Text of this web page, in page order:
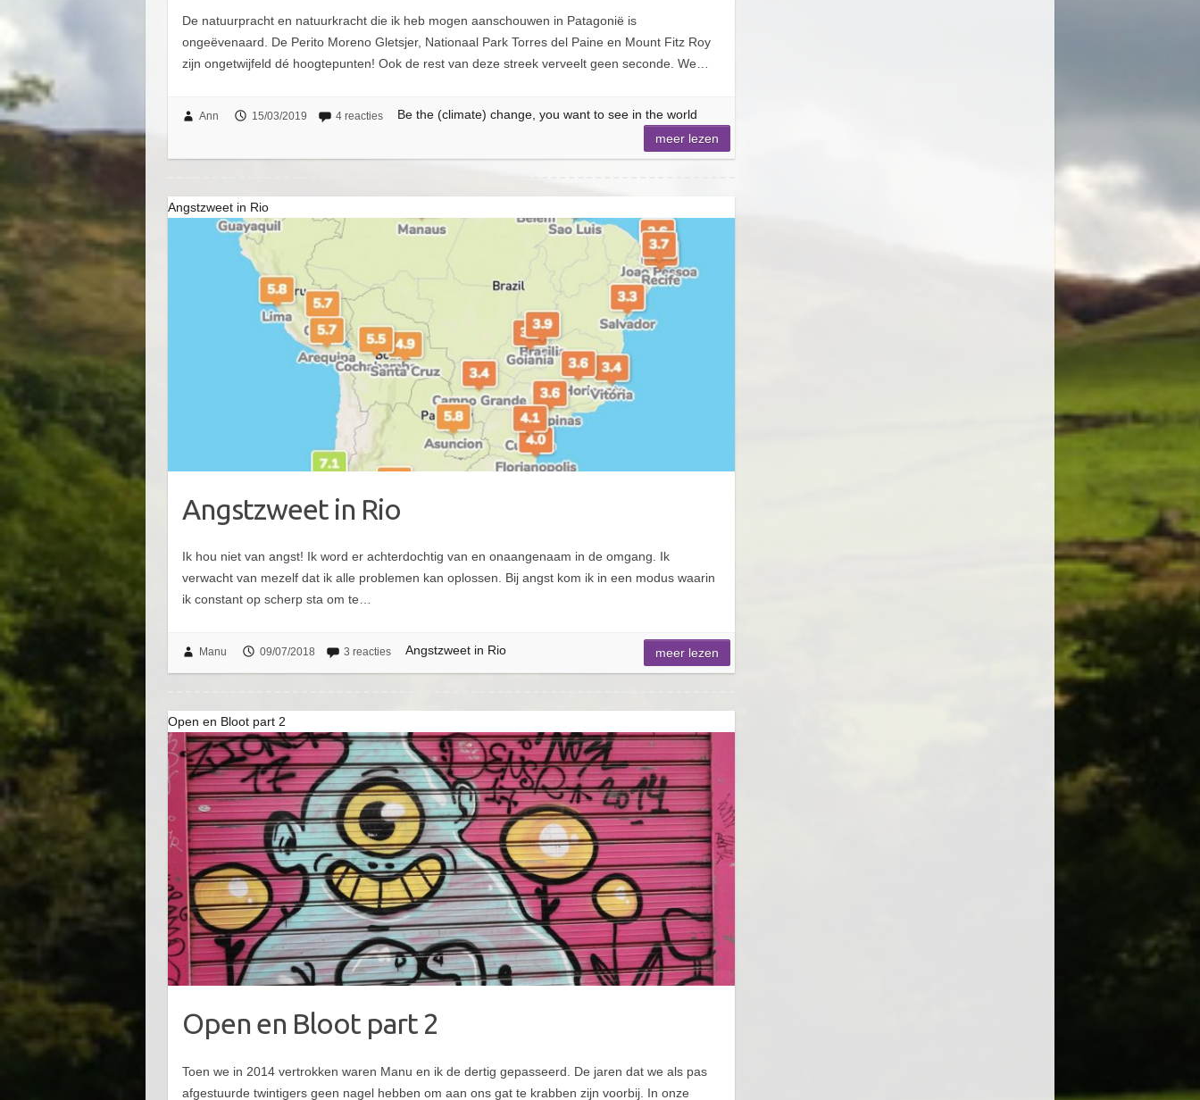
De natuurpracht en natuurkracht die ik heb mogen aanschouwen in Patagonië is
ongeëvenaard. De Perito Moreno Gletsjer, Nationaal Park Torres del Paine en Mount Fitz Roy
zijn ongetwijfeld dé hoogtepunten! Ook de rest van deze streek verveelt geen seconde. We…
Ann 15/03/2019 4 reacties
Be the (climate) change, you want to see in the world
meer lezen
Angstzweet in Rio
Angstzweet in Rio
Ik hou niet van angst! Ik word er achterdochtig van en onaangenaam in de omgang. Ik
verwacht van mezelf dat ik alle problemen kan oplossen. Bij angst kom ik in een modus waarin
ik constant op scherp sta om te…
Manu 09/07/2018 3 reacties Angstzweet in Rio meer lezen
Open en Bloot part 2
Open en Bloot part 2
Toen we in 2014 vertrokken waren Manu en ik de dertig gepasseerd. De jaren dat we als pas
afgestuurde twintigers geen nagel hebben om aan ons gat te krabben zijn voorbij. In onze